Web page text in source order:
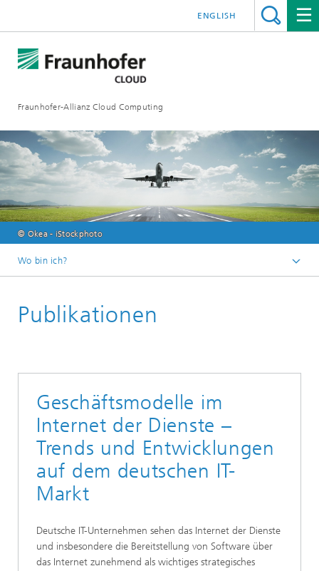
Fraunhofer-Allianz Cloud Computing
ENGLISH
© Okea - iStockphoto
Wo bin ich?
Publikationen
Publikationen
Geschäftsmodelle im
Internet der Dienste –
Trends und Entwicklungen
auf dem deutschen IT-
Markt
Deutsche IT-Unternehmen sehen das Internet der Dienste
und insbesondere die Bereitstellung von Software über
das Internet zunehmend als wichtiges strategisches